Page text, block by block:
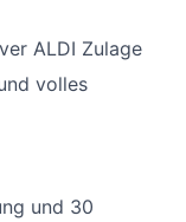
ALDI Zulage
volles
und 30